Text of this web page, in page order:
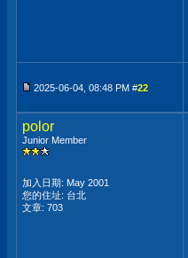
2025-06-04, 08:48 PM #22
polor
Junior Member
加入日期: May 2001
您的住址: 台北
文章: 703